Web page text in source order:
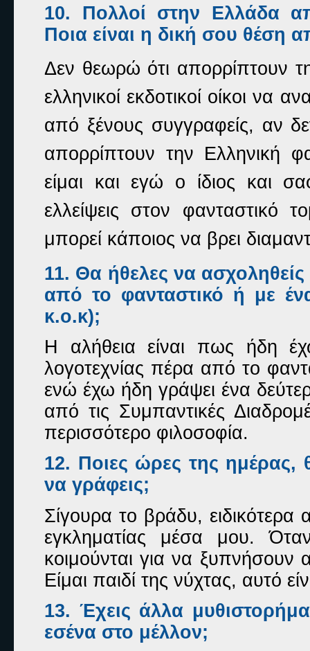
10. Πολλοί στην Ελλάδα
Ποια είναι η δική σου θέση
Δεν θεωρώ ότι απορρίπτουν
ελληνικοί εκδοτικοί οίκοι να
από ξένους συγγραφείς, αν
απορρίπτουν την Ελληνική
είμαι και εγώ ο ίδιος και
ελλείψεις στον
μπορεί κάποιος να βρει
11. Θα ήθελες να
από το φανταστικό ή με
κ.ο.κ);
Η αλήθεια είναι πως ήδη
λογοτεχνίας πέρα από το
ενώ έχω ήδη γράψει ένα
από τις Συμπαντικές
περισσότερο φιλοσοφία.
12. Ποιες ώρες της ημέρας,
να γράφεις;
Σίγουρα το βράδυ,
εγκληματίας μέσα μου.
κοιμούνται για να ξυπνήσουν
Είμαι παιδί της νύχτας, αυτό
13. Έχεις άλλα
εσένα στο μέλλον;